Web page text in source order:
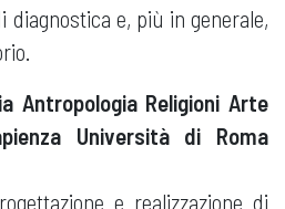
diagnostica e, più in generale,
Antropologia Religioni Arte
Università di Roma
e realizzazione di